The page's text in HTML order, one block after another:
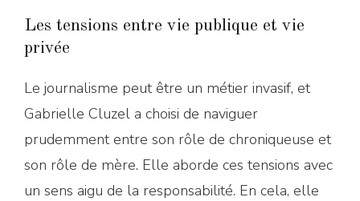
Les tensions entre vie publique et vie
privée
Le journalisme peut être un métier invasif, et
Gabrielle Cluzel a choisi de naviguer
prudemment entre son rôle de chroniqueuse et
son rôle de mère. Elle aborde ces tensions avec
un sens aigu de la responsabilité. En cela, elle